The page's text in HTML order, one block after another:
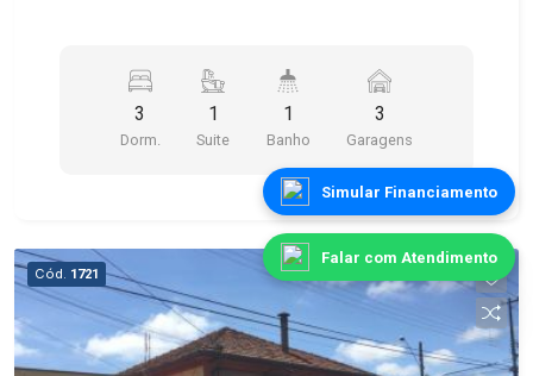
3
Dorm.
1
Suite
1
Banho
3
Garagens
Cód. 1721
Falar com Atendimento
Simular Financiamento